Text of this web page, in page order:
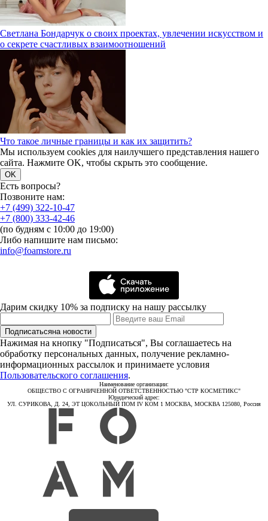
Светлана Бондарчук о своих проектах, увлечении искусством и
о секрете счастливых взаимоотношений
Что такое личные границы и как их защитить?
Мы используем cookies для наилучшего представления нашего
сайта. Нажмите OK, чтобы скрыть это сообщение.
OK
Есть вопросы?
Позвоните нам:
+7 (499) 322-10-47
+7 (800) 333-42-46
(по будням с 10:00 до 19:00)
Либо напишите нам письмо:
info@foamstore.ru
Дарим скидку 10% за подписку на нашу рассылку
Подписатьсяна новости
Нажимая на кнопку "Подписаться", Вы соглашаетесь на
обработку персональных данных, получение рекламно-
информационных рассылок и принимаете условия
Пользовательского соглашения.
Наименование организации:
ОБЩЕСТВО С ОГРАНИЧЕННОЙ ОТВЕТСТВЕННОСТЬЮ "СТР КОСМЕТИКС"
Юридический адрес:
УЛ. СУРИКОВА, Д. 24, ЭТ ЦОКОЛЬНЫЙ ПОМ IV КОМ 1 МОСКВА, МОСКВА 125080, Россия